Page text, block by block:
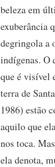
beleza em
exuberância
degringola a
indígenas. O
que é visível
terra de
1986) estão
aquilo que
nos toca.
ela denota,